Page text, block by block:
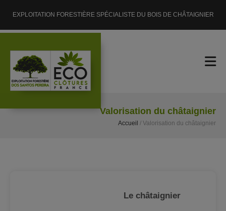
EXPLOITATION FORESTIÈRE SPÉCIALISTE DU BOIS DE CHÂTAIGNIERAccueil
Exploitation Forestière
Valorisation du châtaignier
Accueil / Valorisation du châtaignier
Le châtaignier